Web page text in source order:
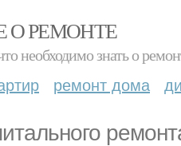
О РЕМОНТЕ
необходимо знать о
ремонт дома